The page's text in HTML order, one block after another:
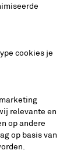
cookies je
relevante en
op andere
op basis van